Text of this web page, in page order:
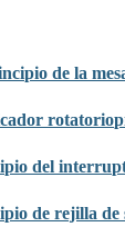
de la
rotatorio
del
de rejilla de